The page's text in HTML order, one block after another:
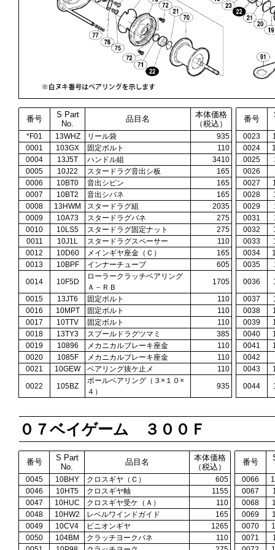
番号
S Part
No.
品目名
本体価格
（税込）
番号
*F01 13WHZ リール袋 935 0023
0001
103GX 固定ボルト 110 0024
0004
13J5T ハンドル組 3410 0025
0005
10J22 スタードラグ音出シ板 165 0026
0006
10BT0 音出シピン 165 0027
0007
10BT2 音出シバネ 165 0028
0008
13HWM スタードラグ組 2035 0029
0009
10A73 スタードラグバネ 275 0031
0010
10LS5 スタードラグ固定ナット 275 0032
0011
10J1L スタードラグスペーサー 110 0033
0012
10D60 メインギヤ座金（Ｃ） 165 0034
0013
10BPF インナーチューブ 605 0035
0014
10F5D
ローラークラッチベアリング
Ａ－ＲＢ
1705 0036
0015
13JT6 固定ボルト 110 0037
0016
10MPT 固定ボルト 110 0038
0017
10TTV 固定ボルト 110 0039
0018
13TY3 スプールドラグツマミ 385 0040
0019
10896 メカニカルブレーキ座金 110 0041
0020
1085F メカニカルブレーキ座金 110 0042
0021
10GEW ベアリング抜ケ止メ 110 0043
0022
105BZ
ボールベアリング（３×１０×
４）
935 0044
０７ベイゲーム ３００Ｆ
番号
S Part
No.
品目名
本体価格
（税込）
番号
0045 10BHY クロスギヤ（Ｃ） 605 0066
0046
10HT5 クロスギヤ軸 1155 0067
0047
10HUC クロスギヤ受ケ（Ａ） 110 0068
0048
10HW2 レベルワインドガイド 165 0069
0049
10CV4 ピニオンギヤ 1265 0070
0050
104BM クラッチヨークバネ 110 0071